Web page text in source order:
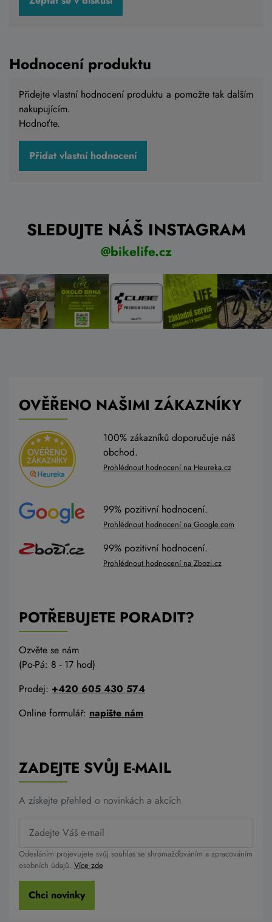
shiny black / hologram
Skladem eshop
S,M,L,XL
Hodnocení produktu
Přidejte vlastní hodnocení produktu a pomožte tak dalším
nakupujícím.
Hodnoťte.
Přidat vlastní hodnocení
SLEDUJTE NÁŠ INSTAGRAM
@bikelife.cz
OVĚŘENO NAŠIMI ZÁKAZNÍKY
100% zákazníků doporučuje náš
obchod.
Prohlédnout hodnocení na Heureka.cz
99% pozitivní hodnocení.
Prohlédnout hodnocení na Google.com
99% pozitivní hodnocení.
Prohlédnout hodnocení na Zbozi.cz
POTŘEBUJETE PORADIT?
Ozvěte se nám
(Po-Pá: 8 - 17 hod)
Prodej: +420 605 430 574
Online formulář: napište nám
ZADEJTE SVŮJ E-MAIL
A získejte přehled o novinkách a akcích
Odesláním projevujete svůj souhlas se shromažďováním a zpracováním
osobních údajů. Více zde
Chci novinky